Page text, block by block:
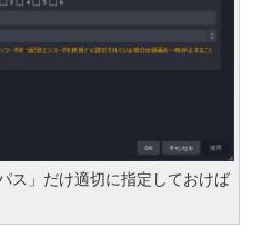
ス」だけ適切に指定しておけば